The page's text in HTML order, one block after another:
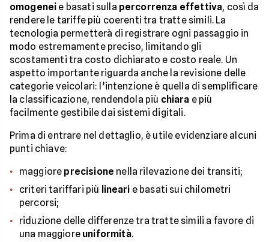
omogenei e basati sulla percorrenza effettiva, così da
rendere le tariffe più coerenti tra tratte simili. La
tecnologia permetterà di registrare ogni passaggio in
modo estremamente preciso, limitando gli
scostamenti tra costo dichiarato e costo reale. Un
aspetto importante riguarda anche la revisione delle
categorie veicolari: l’intenzione è quella di semplificare
la classificazione, rendendola più chiara e più
facilmente gestibile dai sistemi digitali.
Prima di entrare nel dettaglio, è utile evidenziare alcuni
punti chiave:
maggiore precisione nella rilevazione dei transiti;
criteri tariffari più lineari e basati sui chilometri
percorsi;
riduzione delle differenze tra tratte simili a favore di
una maggiore uniformità.